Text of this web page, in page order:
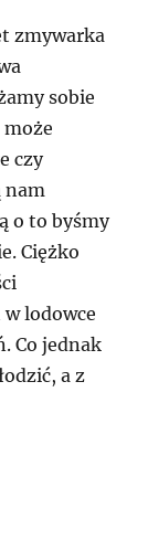
zmywarka
sobie
czy
nam
o to byśmy
Ciężko
lodowce
Co jednak
a z